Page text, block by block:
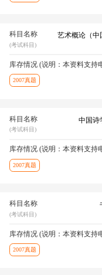
科目名称
(考试科目)
艺术概论（中
库存情况 (说明：本资料支持
2007真题
科目名称
(考试科目)
中国诗
库存情况 (说明：本资料支持
2007真题
科目名称
(考试科目)
库存情况 (说明：本资料支持
2007真题